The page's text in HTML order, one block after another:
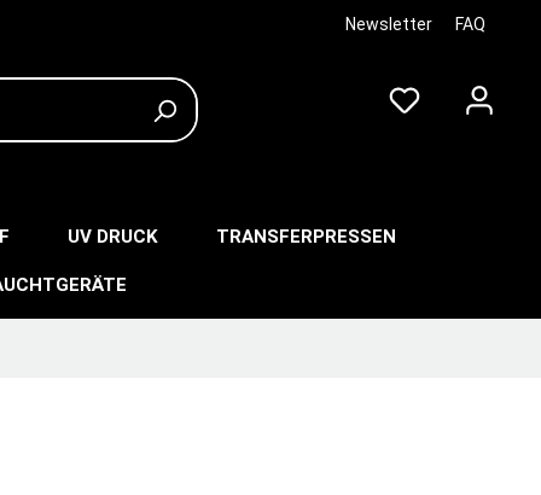
Newsletter FAQ
UV DRUCK TRANSFERPRESSEN